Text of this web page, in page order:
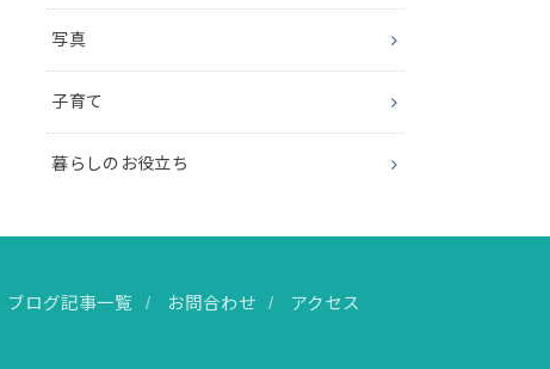
写真
子育て
暮らしのお役立ち
ブログ記事一覧 お問合わせ アクセス